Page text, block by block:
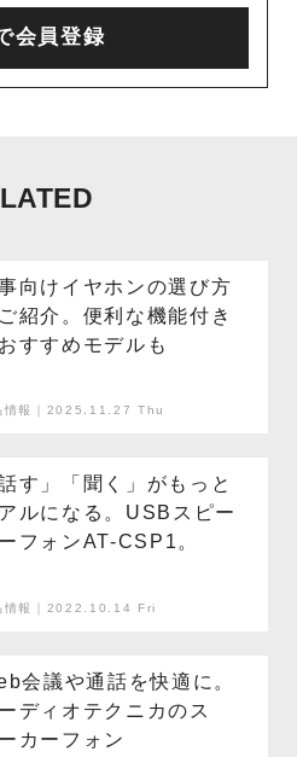
会員登録
向けイヤホンの選び方
紹介。便利な機能付き
すすめモデルも
情報｜2025.11.27 Thu
話す」「聞く」がもっと
ルになる。USBスピー
フォンAT-CSP1。
情報｜2022.10.14 Fri
会議や通話を快適に。
ディオテクニカのス
カーフォン